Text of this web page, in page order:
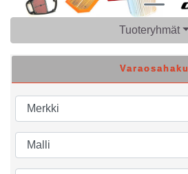
Tuoteryhmät
Varaosahaku